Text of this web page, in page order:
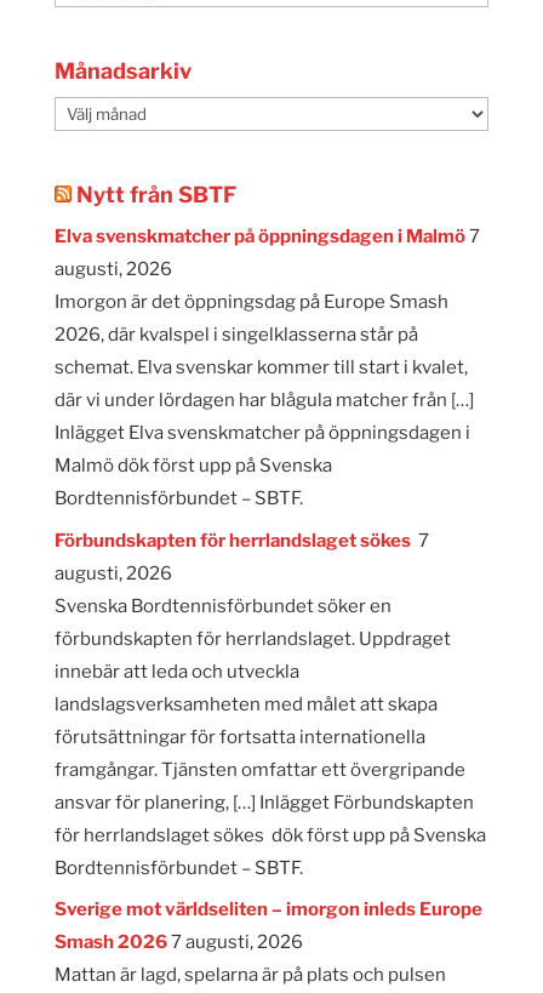
Månadsarkiv
Månadsarkiv
Nytt från SBTF
Elva svenskmatcher på öppningsdagen i Malmö7
augusti, 2026
Imorgon är det öppningsdag på Europe Smash
2026, där kvalspel i singelklasserna står på
schemat. Elva svenskar kommer till start i kvalet,
där vi under lördagen har blågula matcher från […]
Inlägget Elva svenskmatcher på öppningsdagen i
Malmö dök först upp på Svenska
Bordtennisförbundet – SBTF.
Förbundskapten för herrlandslaget sökes 7
augusti, 2026
Svenska Bordtennisförbundet söker en
förbundskapten för herrlandslaget. Uppdraget
innebär att leda och utveckla
landslagsverksamheten med målet att skapa
förutsättningar för fortsatta internationella
framgångar. Tjänsten omfattar ett övergripande
ansvar för planering, […] Inlägget Förbundskapten
för herrlandslaget sökes dök först upp på Svenska
Bordtennisförbundet – SBTF.
Sverige mot världseliten – imorgon inleds Europe
Smash 20267 augusti, 2026
Mattan är lagd, spelarna är på plats och pulsen